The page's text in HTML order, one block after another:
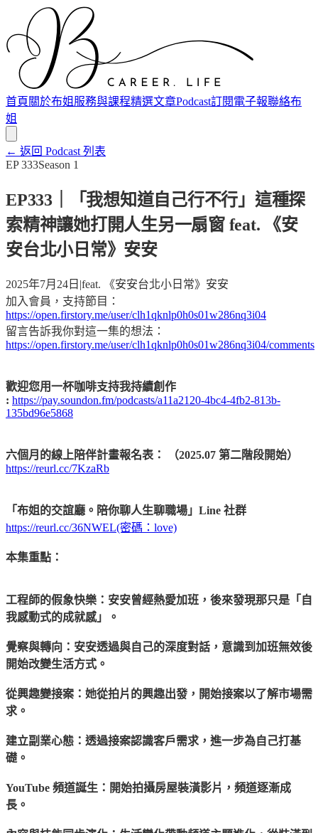
首頁 關於布姐 服務與課程精選文章Podcast訂閱電子報聯絡布
姐
← 返回 Podcast 列表
EP333Season 1
EP333｜「我想知道自己行不行」這種探
索精神讓她打開人生另一扇窗 feat. 《安
安台北小日常》安安
2025年7月24日 |feat.
《安安台北小日常》安安
加入會員，支持節目：
https://open.firstory.me/user/clh1qknlp0h0s01w286nq3i04
留言告訴我你對這一集的想法：
https://open.firstory.me/user/clh1qknlp0h0s01w286nq3i04/comments
歡迎您用一杯咖啡支持我持續創作
: https://pay.soundon.fm/podcasts/a11a2120-4bc4-4fb2-813b-
135bd96e5868
六個月的線上陪伴計畫報名表： （2025.07 第二階段開始）
https://reurl.cc/7KzaRb
「布姐的交誼廳。陪你聊人生聊職場」Line 社群
https://reurl.cc/36NWEL(密碼：love)
本集重點：
工程師的假象快樂：安安曾經熱愛加班，後來發現那只是「自
我感動式的成就感」。
覺察與轉向：安安透過與自己的深度對話，意識到加班無效後
開始改變生活方式。
從興趣變接案：她從拍片的興趣出發，開始接案以了解市場需
求。
建立副業心態：透過接案認識客戶需求，進一步為自己打基
礎。
YouTube 頻道誕生：開始拍攝房屋裝潢影片，頻道逐漸成
長。